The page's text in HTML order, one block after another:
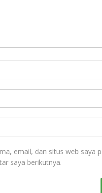
email, dan situs web saya
saya berikutnya.